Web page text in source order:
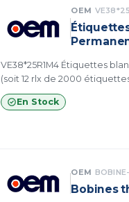
OEM
VE38*25R1M4 Étiquettes
(soit 12 rlx de 2000
En Stock
OEM
Bobines